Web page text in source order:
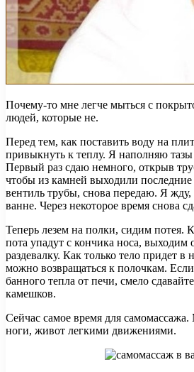
Почему-то мне легче мыться с
людей, которые не.
Перед тем, как поставить воду на
привыкнуть к теплу. Я наполняю
Первый раз сдаю немного, открыв
чтобы из камней выходили
вентиль трубы, снова передаю. Я жду,
ванне. Через некоторое время снова
Теперь лезем на полки, сидим потея.
пота упадут с кончика носа, выходим
раздевалку. Как только тело придет в
можно возвращаться к полочкам.
банного тепла от печи, смело
камешков.
Сейчас самое время для
ноги, живот легкими движениями.